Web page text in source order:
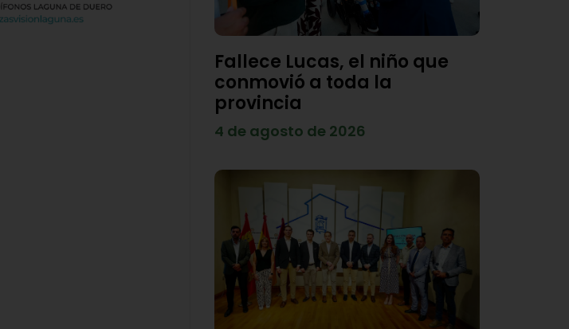
Fallece Lucas, el niño que
conmovió a toda la
provincia
4 de agosto de 2026